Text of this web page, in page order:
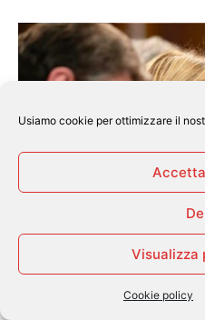
Usiamo cookie per ottimizzare il
Visualizza
Cookie policy